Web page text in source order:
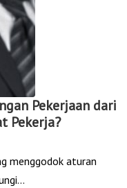
Pekerjaan dari
Pekerja?
menggodok aturan